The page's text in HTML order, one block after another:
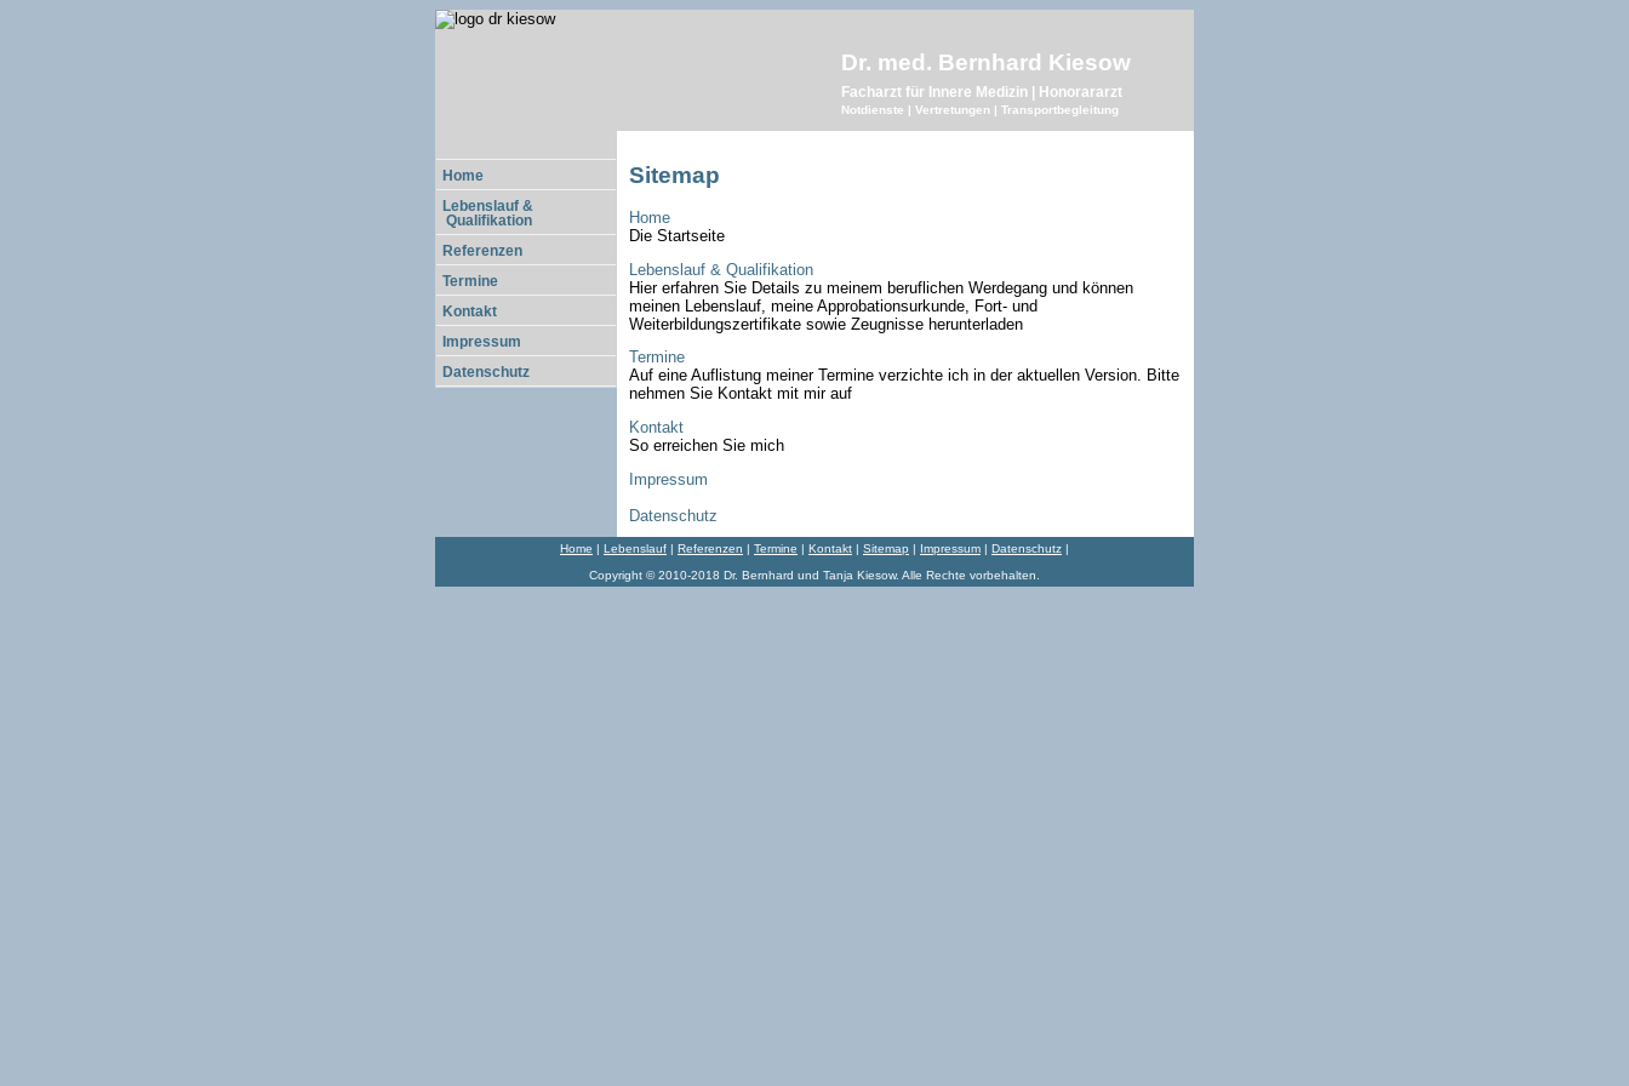
Dr. med. Bernhard Kiesow
Facharzt für Innere Medizin | Honorararzt
Notdienste | Vertretungen | Transportbegleitung
Home
Lebenslauf &
Qualifikation
Referenzen
Termine
Kontakt
Impressum
Datenschutz
Sitemap
Home
Die Startseite
Lebenslauf & Qualifikation
Hier erfahren Sie Details zu meinem beruflichen Werdegang und können
meinen Lebenslauf, meine Approbationsurkunde, Fort- und
Weiterbildungszertifikate sowie Zeugnisse herunterladen
Termine
Auf eine Auflistung meiner Termine verzichte ich in der aktuellen Version. Bitte
nehmen Sie Kontakt mit mir auf
Kontakt
So erreichen Sie mich
Impressum
Datenschutz
Home | Lebenslauf | Referenzen | Termine | Kontakt | Sitemap | Impressum | Datenschutz |
Copyright © 2010-2018 Dr. Bernhard und Tanja Kiesow. Alle Rechte vorbehalten.